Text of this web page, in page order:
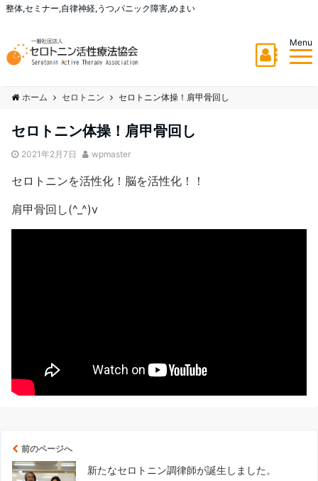
整体,セミナー,自律神経,うつ,パニック障害,めまい
Menu
ホーム セロトニン セロトニン体操！肩甲骨回し
セロトニン体操！肩甲骨回し
2021年2月7日 wpmaster
セロトニンを活性化！脳を活性化！！
肩甲骨回し(^_^)v
前のページへ
新たなセロトニン調律師が誕生しました。